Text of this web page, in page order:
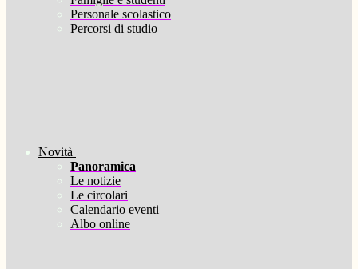
Personale scolastico
Percorsi di studio
Novità
Panoramica
Le notizie
Le circolari
Calendario eventi
Albo online